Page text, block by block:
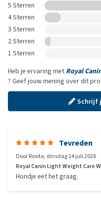
5 Sterren
4 Sterren
3 Sterren
2 Sterren
1 Sterren
Heb je ervaring met Royal
? Geef jouw mening over dit
Schrijf
Tevreden
DoorRosita, dinsdag 14 juli 2026
Royal Canin Light Weight Care
Hondje eet het graag.